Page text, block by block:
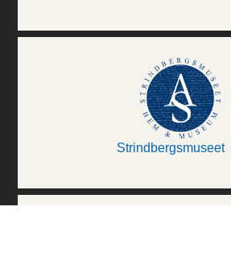
Strindbergsmuseet